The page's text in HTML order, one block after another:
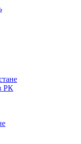
РК